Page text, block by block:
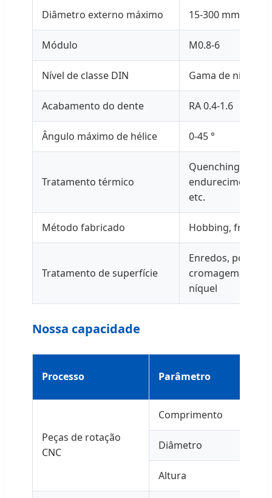
Diâmetro externo máximo 15-300 mm
Módulo M0.8-6
Nível de classe DIN Gama de nível de
Acabamento do dente RA 0.4-1.6
Ângulo máximo de hélice 0-45 °
Tratamento térmico
Quenching de
endurecimento e
etc.
Método fabricado Hobbing, fresar,
Tratamento de superfície
Enredos,
cromagem,
níquel
Nossa capacidade
Processo Parâmetro
Peças de rotação
CNC
Comprimento
Diâmetro
Altura